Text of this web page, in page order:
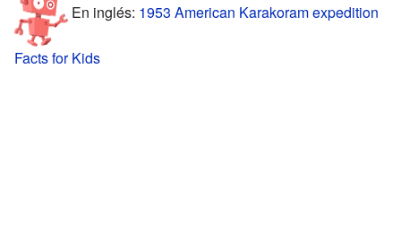
En inglés: 1953 American Karakoram expedition
Facts for Kids